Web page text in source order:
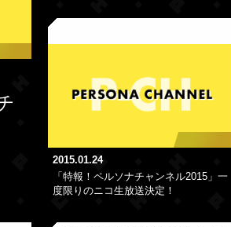
2015.01.24
「特報！ペルソナチャンネル2015」一
度限りのニコ生放送決定！